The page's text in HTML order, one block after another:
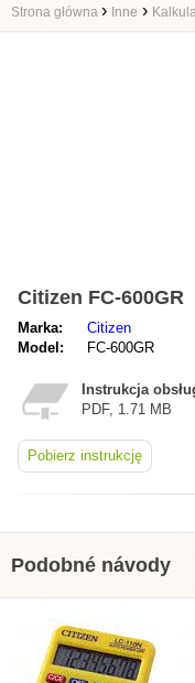
Strona główna › Inne ›
Citizen FC-600GR
Marka:
Citizen
Model:
FC-600GR
Instrukcja
PDF, 1.71 MB
Pobierz instrukcję
Podobné návody